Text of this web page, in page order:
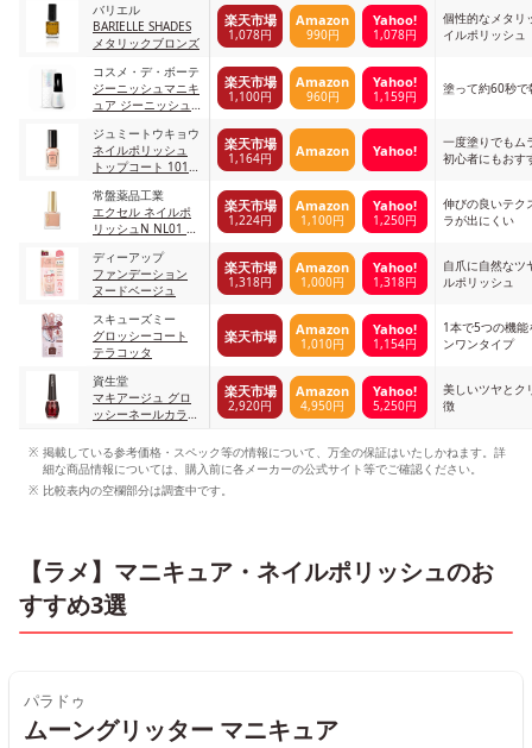
バリエル
BARIELLE SHADES
メタリックブロンズ
楽天市場
1,078円
Amazon
990円
Yahoo!
1,078円
個性的なメタリ
イルポリッシュ
コスメ・デ・ボーテ
ジーニッシュマニキ
ュア ジーニッシュ
ミー
楽天市場
1,100円
Amazon
960円
Yahoo!
1,159円 塗って約60秒
ジュミートウキョウ
ネイルポリッシュ
トップコート 101
楽天市場
1,164円 Amazon Yahoo!
一度塗りでもム
初心者にもおす
常盤薬品工業
エクセル ネイルポ
リッシュN NL01 ミ
楽天市場
1,224円
Amazon
1,100円
Yahoo!
1,250円
伸びの良いテク
ラが出にくい
ディーアップ
ファンデーション
ヌードベージュ
楽天市場
1,318円
Amazon
1,000円
Yahoo!
1,318円
自爪に自然なツ
ルポリッシュ
スキューズミー
グロッシーコート
テラコッタ
楽天市場 Amazon
1,010円
Yahoo!
1,154円
1本で5つの機
ンワンタイプ
資生堂
マキアージュ グロ
ッシーネールカラー
楽天市場
2,920円
Amazon
4,950円
Yahoo!
5,250円
美しいツヤとク
徴
掲載している参考価格・スペック等の情報について、万全の保証はいたしかねます。詳
細な商品情報については、購入前に各メーカーの公式サイト等でご確認ください。
比較表内の空欄部分は調査中です。
【ラメ】マニキュア・ネイルポリッシュのお
すすめ3選
パラドゥ
ムーングリッター マニキュア